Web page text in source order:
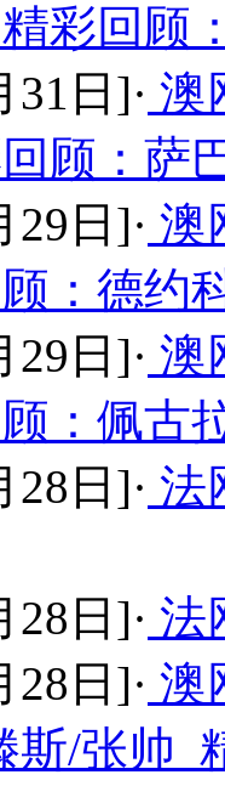
彩回顾
31日]· 澳
顾：萨
29日]· 澳
：德约
29日]· 澳
：佩古
28日]· 法
28日]· 法
28日]· 澳
斯/张帅